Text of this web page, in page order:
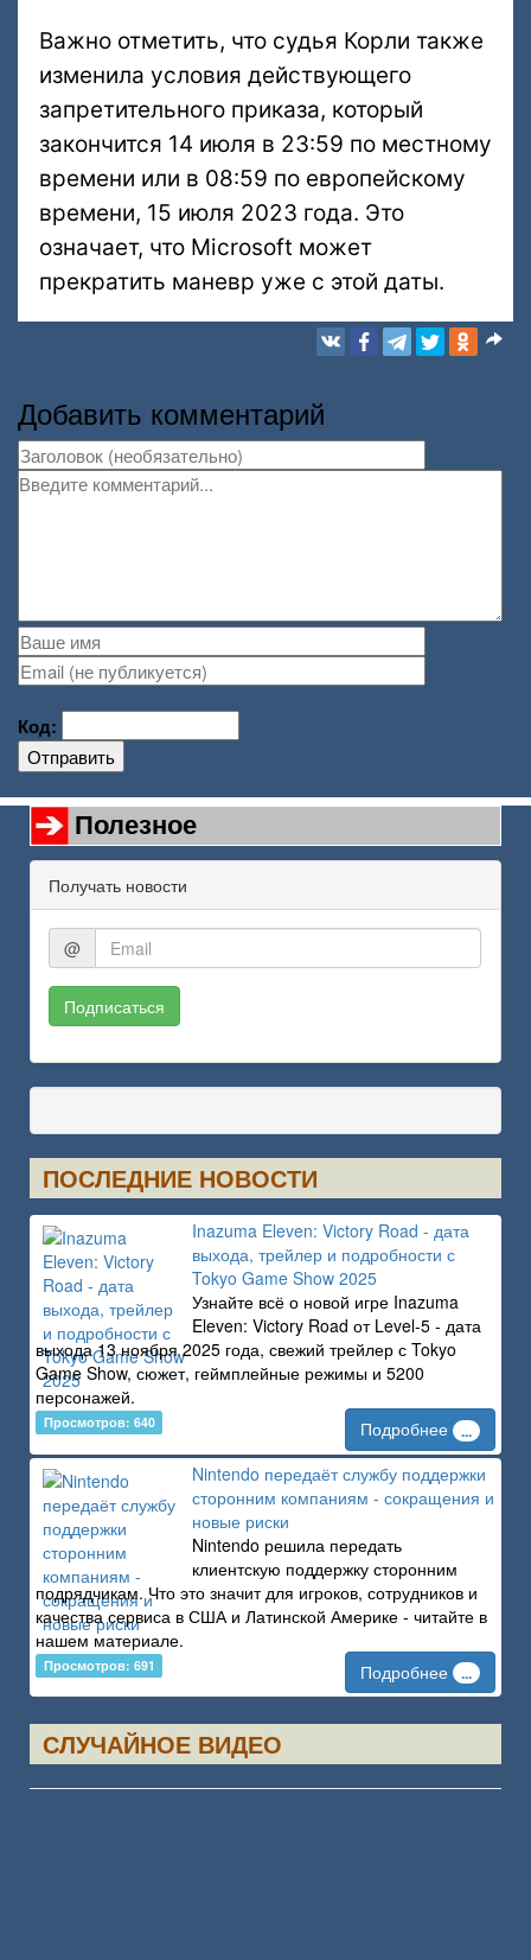
Важно отметить, что судья Корли также
изменила условия действующего
запретительного приказа, который
закончится 14 июля в 23:59 по местному
времени или в 08:59 по европейскому
времени, 15 июля 2023 года. Это
означает, что Microsoft может
прекратить маневр уже с этой даты.
Добавить комментарий
Код:
Отправить
Полезное
Получать новости
@
Подписаться
ПОСЛЕДНИЕ НОВОСТИ
Inazuma Eleven: Victory Road - дата
выхода, трейлер и подробности с
Tokyo Game Show 2025
Узнайте всё о новой игре Inazuma
Eleven: Victory Road от Level-5 - дата
выхода 13 ноября 2025 года, свежий трейлер с Tokyo
Game Show, сюжет, геймплейные режимы и 5200
персонажей.
Просмотров: 640 Подробнее ...
Nintendo передаёт службу поддержки
сторонним компаниям - сокращения и
новые риски
Nintendo решила передать
клиентскую поддержку сторонним
подрядчикам. Что это значит для игроков, сотрудников и
качества сервиса в США и Латинской Америке - читайте в
нашем материале.
Просмотров: 691 Подробнее ...
СЛУЧАЙНОЕ ВИДЕО